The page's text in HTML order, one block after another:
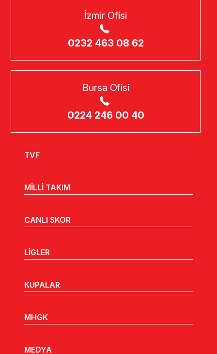
İzmir Ofisi
0232 463 08 62
Bursa Ofisi
0224 246 00 40
TVF
MİLLİ TAKIM
CANLI SKOR
LİGLER
KUPALAR
MHGK
MEDYA